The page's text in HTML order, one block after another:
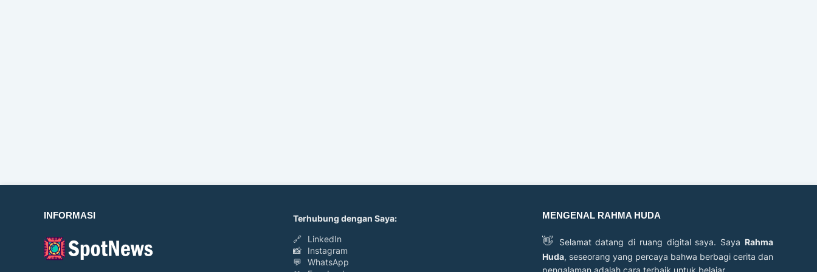
INFORMASI
Terhubung dengan Saya:
🔗
LinkedIn
📸
Instagram
💬
WhatsApp
MENGENAL RAHMA HUDA
👋 Selamat datang di ruang digital saya. Saya Rahma
Huda, seseorang yang percaya bahwa berbagi cerita dan